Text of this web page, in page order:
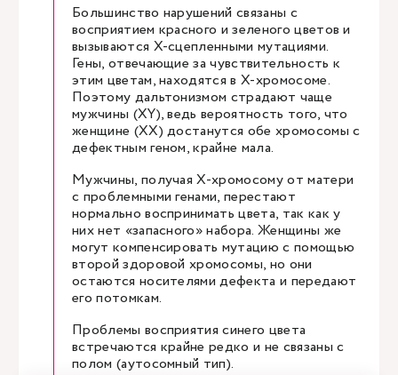
Большинство нарушений связаны с
восприятием красного и зеленого цветов и
вызываются Х-сцепленными мутациями.
Гены, отвечающие за чувствительность к
этим цветам, находятся в Х-хромосоме.
Поэтому дальтонизмом страдают чаще
мужчины (XY), ведь вероятность того, что
женщине (XX) достанутся обе хромосомы с
дефектным геном, крайне мала.
Мужчины, получая Х-хромосому от матери
с проблемными генами, перестают
нормально воспринимать цвета, так как у
них нет «запасного» набора. Женщины же
могут компенсировать мутацию с помощью
второй здоровой хромосомы, но они
остаются носителями дефекта и передают
его потомкам.
Проблемы восприятия синего цвета
встречаются крайне редко и не связаны с
полом (аутосомный тип).